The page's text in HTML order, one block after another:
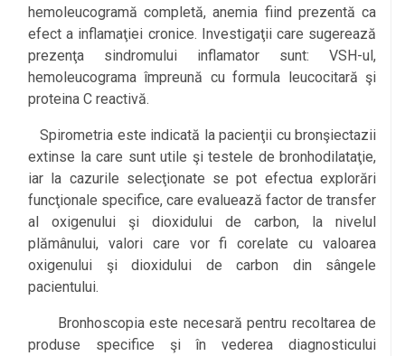
hemoleucogramă completă, anemia fiind prezentă ca
efect a inflamaţiei cronice. Investigaţii care sugerează
prezenţa sindromului inflamator sunt: VSH-ul,
hemoleucograma împreună cu formula leucocitară şi
proteina C reactivă.
Spirometria este indicată la pacienţii cu bronşiectazii
extinse la care sunt utile şi testele de bronhodilataţie,
iar la cazurile selecţionate se pot efectua explorări
funcţionale specifice, care evaluează factor de transfer
al oxigenului şi dioxidului de carbon, la nivelul
plămânului, valori care vor fi corelate cu valoarea
oxigenului şi dioxidului de carbon din sângele
pacientului.
Bronhoscopia este necesară pentru recoltarea de
produse specifice şi în vederea diagnosticului